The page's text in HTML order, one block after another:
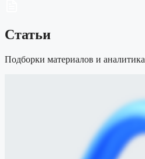
Статьи
Подборки материалов и аналитика